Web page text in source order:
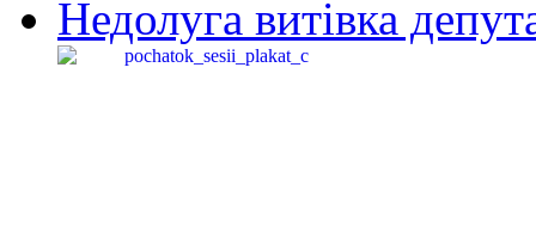
Недолуга витівка